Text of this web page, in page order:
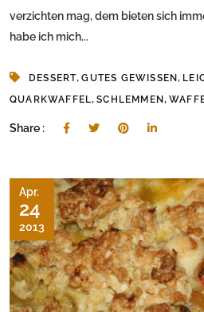
verzichten mag, dem bieten sich
habe ich mich...
DESSERT,GUTES GEWISSEN,
QUARKWAFFEL,SCHLEMMEN,
Share :
Apr.
24
2013